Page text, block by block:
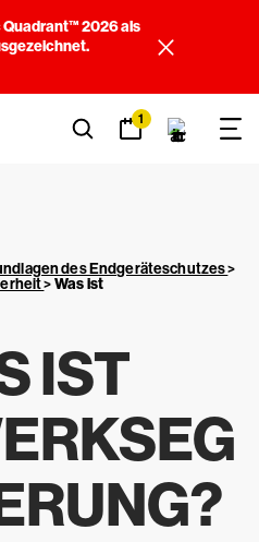
Quadrant™ 2026 als
1
des Endgeräteschutzes>
>Was ist
IST